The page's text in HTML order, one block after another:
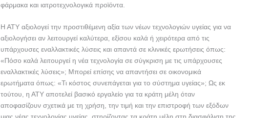
φάρμακα και ιατροτεχνολογικά προϊόντα.
Η ΑΤΥ αξιολογεί την προστιθέμενη αξία των νέων τεχνολογιών υγείας για να
αξιολογήσει αν λειτουργεί καλύτερα, εξίσου καλά ή χειρότερα από τις
υπάρχουσες εναλλακτικές λύσεις και απαντά σε κλινικές ερωτήσεις όπως:
«Πόσο καλά λειτουργεί η νέα τεχνολογία σε σύγκριση με τις υπάρχουσες
εναλλακτικές λύσεις»; Μπορεί επίσης να απαντήσει σε οικονομικά
ερωτήματα όπως: «Τι κόστος συνεπάγεται για το σύστημα υγείας»; Ως εκ
τούτου, η ΑΤΥ αποτελεί βασικό εργαλείο για τα κράτη μέλη όταν
αποφασίζουν σχετικά με τη χρήση, την τιμή και την επιστροφή των εξόδων